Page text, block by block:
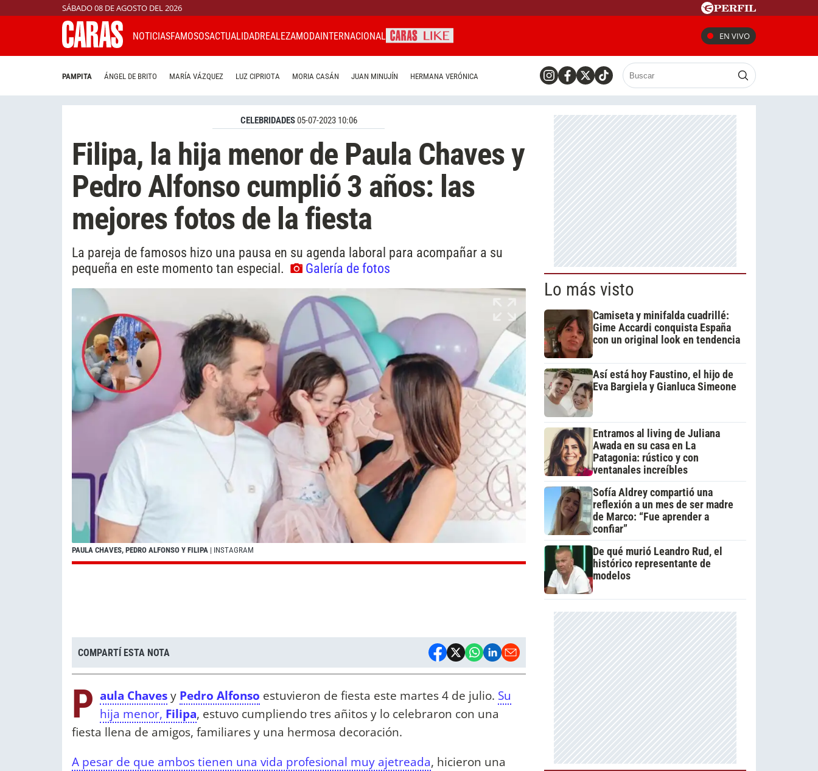
SÁBADO 08 DE AGOSTO DEL 2026
NOTICIASFAMOSOSACTUALIDADREALEZAMODAINTERNACIONAL EN VIVO
PAMPITA ÁNGEL DE BRITO MARÍA VÁZQUEZ LUZ CIPRIOTA MORIA CASÁN JUAN MINUJÍN HERMANA VERÓNICA
CELEBRIDADES05-07-2023 10:06
Filipa, la hija menor de Paula Chaves y
Pedro Alfonso cumplió 3 años: las
mejores fotos de la fiesta
La pareja de famosos hizo una pausa en su agenda laboral para acompañar a su
pequeña en este momento tan especial.
Galería de fotos
PAULA CHAVES, PEDRO ALFONSO Y FILIPA | INSTAGRAM
COMPARTÍ ESTA NOTA
P aula Chavesy Pedro Alfonso estuvieron de fiesta este martes 4 de julio. Su
hija menor, Filipa, estuvo cumpliendo tres añitos y lo celebraron con una
fiesta llena de amigos, familiares y una hermosa decoración.
A pesar de que ambos tienen una vida profesional muy ajetreada, hicieron una
Lo más visto
Camiseta y minifalda cuadrillé:
Gime Accardi conquista España
con un original look en tendencia
Así está hoy Faustino, el hijo de
Eva Bargiela y Gianluca Simeone
Entramos al living de Juliana
Awada en su casa en La
Patagonia: rústico y con
ventanales increíbles
Sofía Aldrey compartió una
reflexión a un mes de ser madre
de Marco: “Fue aprender a
confiar”
De qué murió Leandro Rud, el
histórico representante de
modelos